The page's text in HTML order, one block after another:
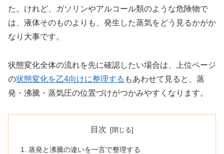
た。けれど、ガソリンやアルコール類のような危険物で
は、液体そのものよりも、発生した蒸気をどう見るかがか
なり大事です。
状態変化全体の流れを先に確認したい場合は、上位ページ
の状態変化を乙4向けに整理する もあわせて見ると、蒸
発・沸騰・蒸気圧の位置づけがつかみやすくなります。
目次
蒸発と沸騰の違いを一言で整理する